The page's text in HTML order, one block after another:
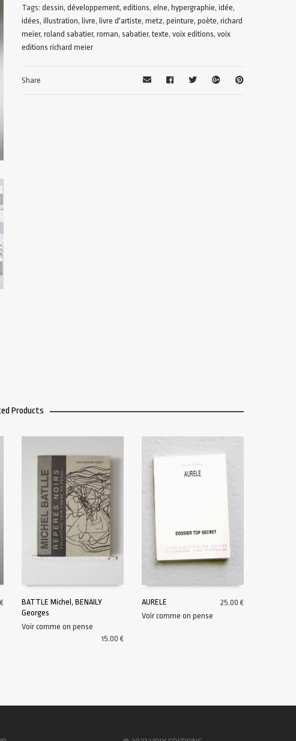
Tags:dessin,développement,editions,elne, hypergraphie,idée,
idées,illustration, livre, livre d'artiste,metz,peinture,poète,richard
meier,roland sabatier,roman,sabatier,texte,voix editions,voix
editions richard meier
Share
Products
€
BATTLE Michel, BENAILY
Georges
Voir comme on pense
15.00€
AJOUTER AU PANIER
AURELE
Voir comme on pense
25.00€